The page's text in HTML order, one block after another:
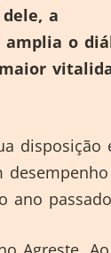
a
amplia o
disposição
desempenho
ano